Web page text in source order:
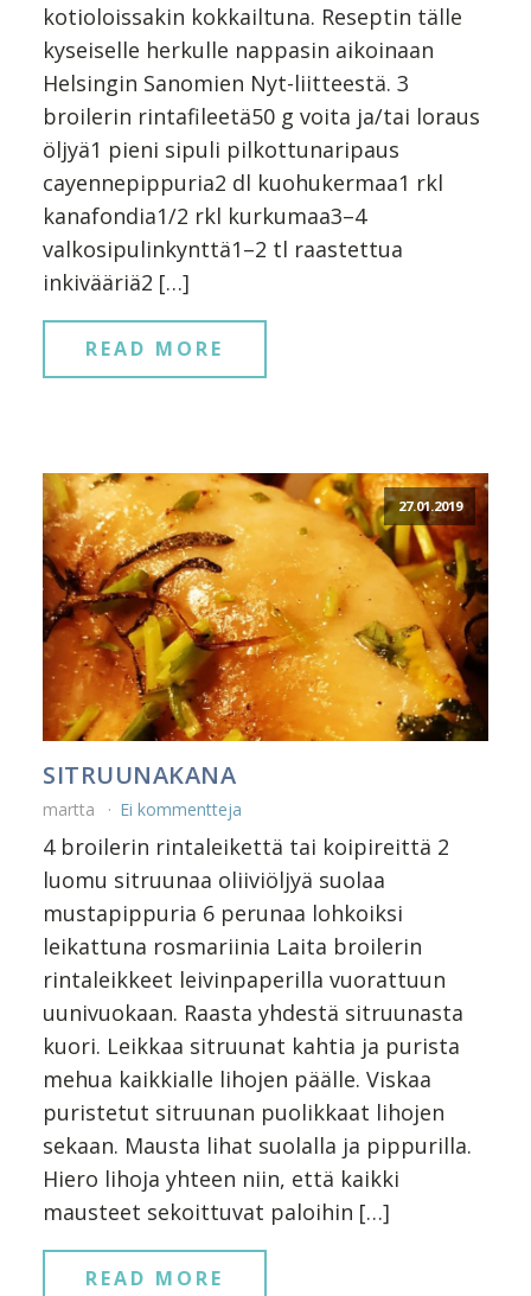
kotioloissakin kokkailtuna. Reseptin tälle
kyseiselle herkulle nappasin aikoinaan
Helsingin Sanomien Nyt-liitteestä. 3
broilerin rintafileetä50 g voita ja/tai loraus
öljyä1 pieni sipuli pilkottunaripaus
cayennepippuria2 dl kuohukermaa1 rkl
kanafondia1/2 rkl kurkumaa3–4
valkosipulinkynttä1–2 tl raastettua
inkivääriä2 […]
READ MORE
27.01.2019
SITRUUNAKANA
martta Ei kommentteja
4 broilerin rintaleikettä tai koipireittä 2
luomu sitruunaa oliiviöljyä suolaa
mustapippuria 6 perunaa lohkoiksi
leikattuna rosmariinia Laita broilerin
rintaleikkeet leivinpaperilla vuorattuun
uunivuokaan. Raasta yhdestä sitruunasta
kuori. Leikkaa sitruunat kahtia ja purista
mehua kaikkialle lihojen päälle. Viskaa
puristetut sitruunan puolikkaat lihojen
sekaan. Mausta lihat suolalla ja pippurilla.
Hiero lihoja yhteen niin, että kaikki
mausteet sekoittuvat paloihin […]
READ MORE